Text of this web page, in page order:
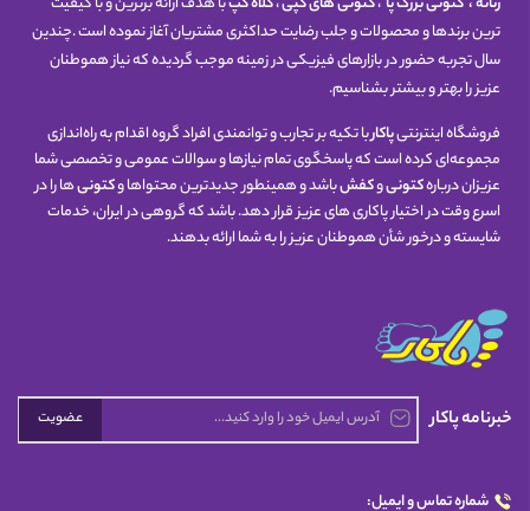
ترین برندها و محصولات و جلب رضایت حداکثری مشتریان آغاز نموده است .چندین
سال تجربه حضور در بازارهای فیزیکی در زمینه موجب گردیده که نیاز هموطنان
عزیز را بهتر و بیشتر بشناسیم.
فروشگاه اینترنتیپاکاربا تکیه بر تجارب و توانمندی افراد گروه اقدام به راه‌اندازی
مجموعه‌ای کرده است که پاسخگوی تمام نیازها و سوالات عمومی و تخصصی شما
عزیزان دربارهکتونیوکفشباشد و همینطور جدیدترین محتواها وکتونیها را در
اسرع وقت در اختیار پاکاری های عزیز قرار دهد. باشد که گروهی در ایران، خدمات
شایسته و درخور شأن هموطنان عزیز را به شما ارائه بدهند.
خبرنامه پاکار عضویت
شماره تماس و ایمیل: